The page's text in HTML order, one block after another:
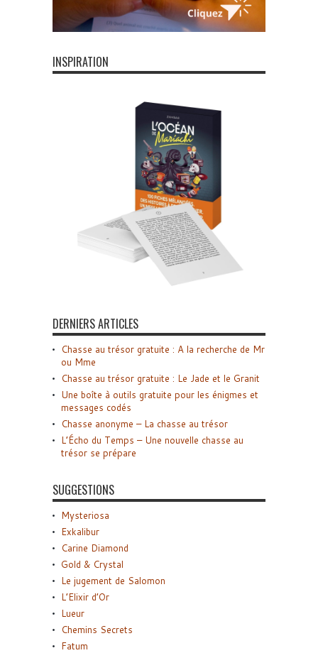
INSPIRATION
DERNIERS ARTICLES
Chasse au trésor gratuite : A la recherche de Mr
ou Mme
Chasse au trésor gratuite : Le Jade et le Granit
Une boîte à outils gratuite pour les énigmes et
messages codés
Chasse anonyme – La chasse au trésor
L’Écho du Temps – Une nouvelle chasse au
trésor se prépare
SUGGESTIONS
Mysteriosa
Exkalibur
Carine Diamond
Gold & Crystal
Le jugement de Salomon
L’Elixir d’Or
Lueur
Chemins Secrets
Fatum